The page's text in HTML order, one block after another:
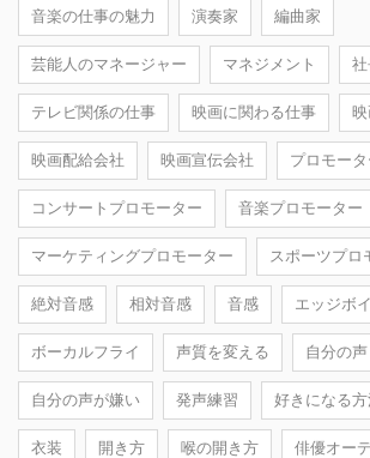
音楽の仕事の魅力 演奏家 編曲家
芸能人のマネージャー マネジメント
テレビ関係の仕事 映画に関わる仕事
映画配給会社 映画宣伝会社 プロモータ
コンサートプロモーター 音楽プロモーター
マーケティングプロモーター スポーツプロ
絶対音感 相対音感 音感 エッジボ
ボーカルフライ 声質を変える 自分の声
自分の声が嫌い 発声練習 好きになる
衣装 開き方 喉の開き方 俳優オー